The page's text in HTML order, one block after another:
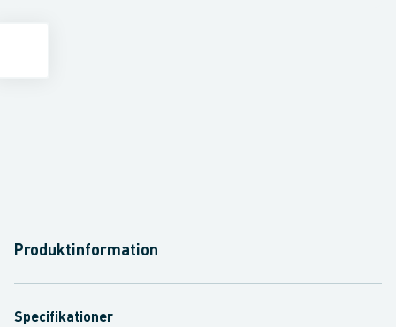
Produktinformation
Specifikationer